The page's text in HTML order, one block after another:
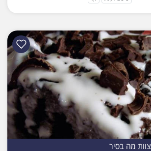
צוות מה בסיר